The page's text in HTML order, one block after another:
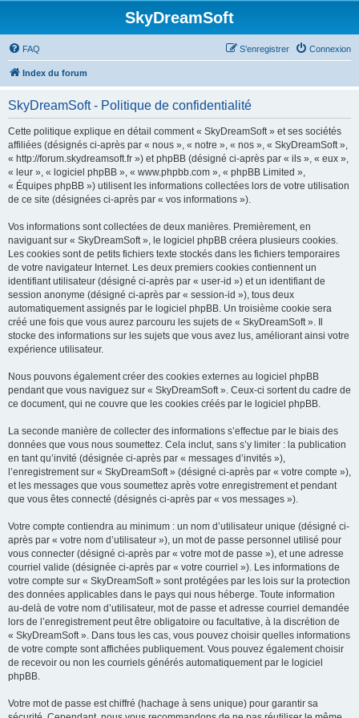
SkyDreamSoft
FAQ Connexion
S’enregistrer
Index du forum
SkyDreamSoft - Politique de confidentialité
Cette politique explique en détail comment « SkyDreamSoft » et ses sociétés
affiliées (désignés ci-après par « nous », « notre », « nos », « SkyDreamSoft »,
« http://forum.skydreamsoft.fr ») et phpBB (désigné ci-après par « ils », « eux »,
« leur », « logiciel phpBB », « www.phpbb.com », « phpBB Limited »,
« Équipes phpBB ») utilisent les informations collectées lors de votre utilisation
de ce site (désignées ci-après par « vos informations »).
Vos informations sont collectées de deux manières. Premièrement, en
naviguant sur « SkyDreamSoft », le logiciel phpBB créera plusieurs cookies.
Les cookies sont de petits fichiers texte stockés dans les fichiers temporaires
de votre navigateur Internet. Les deux premiers cookies contiennent un
identifiant utilisateur (désigné ci-après par « user-id ») et un identifiant de
session anonyme (désigné ci-après par « session-id »), tous deux
automatiquement assignés par le logiciel phpBB. Un troisième cookie sera
créé une fois que vous aurez parcouru les sujets de « SkyDreamSoft ». Il
stocke des informations sur les sujets que vous avez lus, améliorant ainsi votre
expérience utilisateur.
Nous pouvons également créer des cookies externes au logiciel phpBB
pendant que vous naviguez sur « SkyDreamSoft ». Ceux-ci sortent du cadre de
ce document, qui ne couvre que les cookies créés par le logiciel phpBB.
La seconde manière de collecter des informations s’effectue par le biais des
données que vous nous soumettez. Cela inclut, sans s’y limiter : la publication
en tant qu’invité (désignée ci-après par « messages d’invités »),
l’enregistrement sur « SkyDreamSoft » (désigné ci-après par « votre compte »),
et les messages que vous soumettez après votre enregistrement et pendant
que vous êtes connecté (désignés ci-après par « vos messages »).
Votre compte contiendra au minimum : un nom d’utilisateur unique (désigné ci-
après par « votre nom d’utilisateur »), un mot de passe personnel utilisé pour
vous connecter (désigné ci-après par « votre mot de passe »), et une adresse
courriel valide (désignée ci-après par « votre courriel »). Les informations de
votre compte sur « SkyDreamSoft » sont protégées par les lois sur la protection
des données applicables dans le pays qui nous héberge. Toute information
au-delà de votre nom d’utilisateur, mot de passe et adresse courriel demandée
lors de l’enregistrement peut être obligatoire ou facultative, à la discrétion de
« SkyDreamSoft ». Dans tous les cas, vous pouvez choisir quelles informations
de votre compte sont affichées publiquement. Vous pouvez également choisir
de recevoir ou non les courriels générés automatiquement par le logiciel
phpBB.
Votre mot de passe est chiffré (hachage à sens unique) pour garantir sa